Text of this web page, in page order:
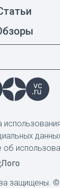
защищены. ©
использования
об